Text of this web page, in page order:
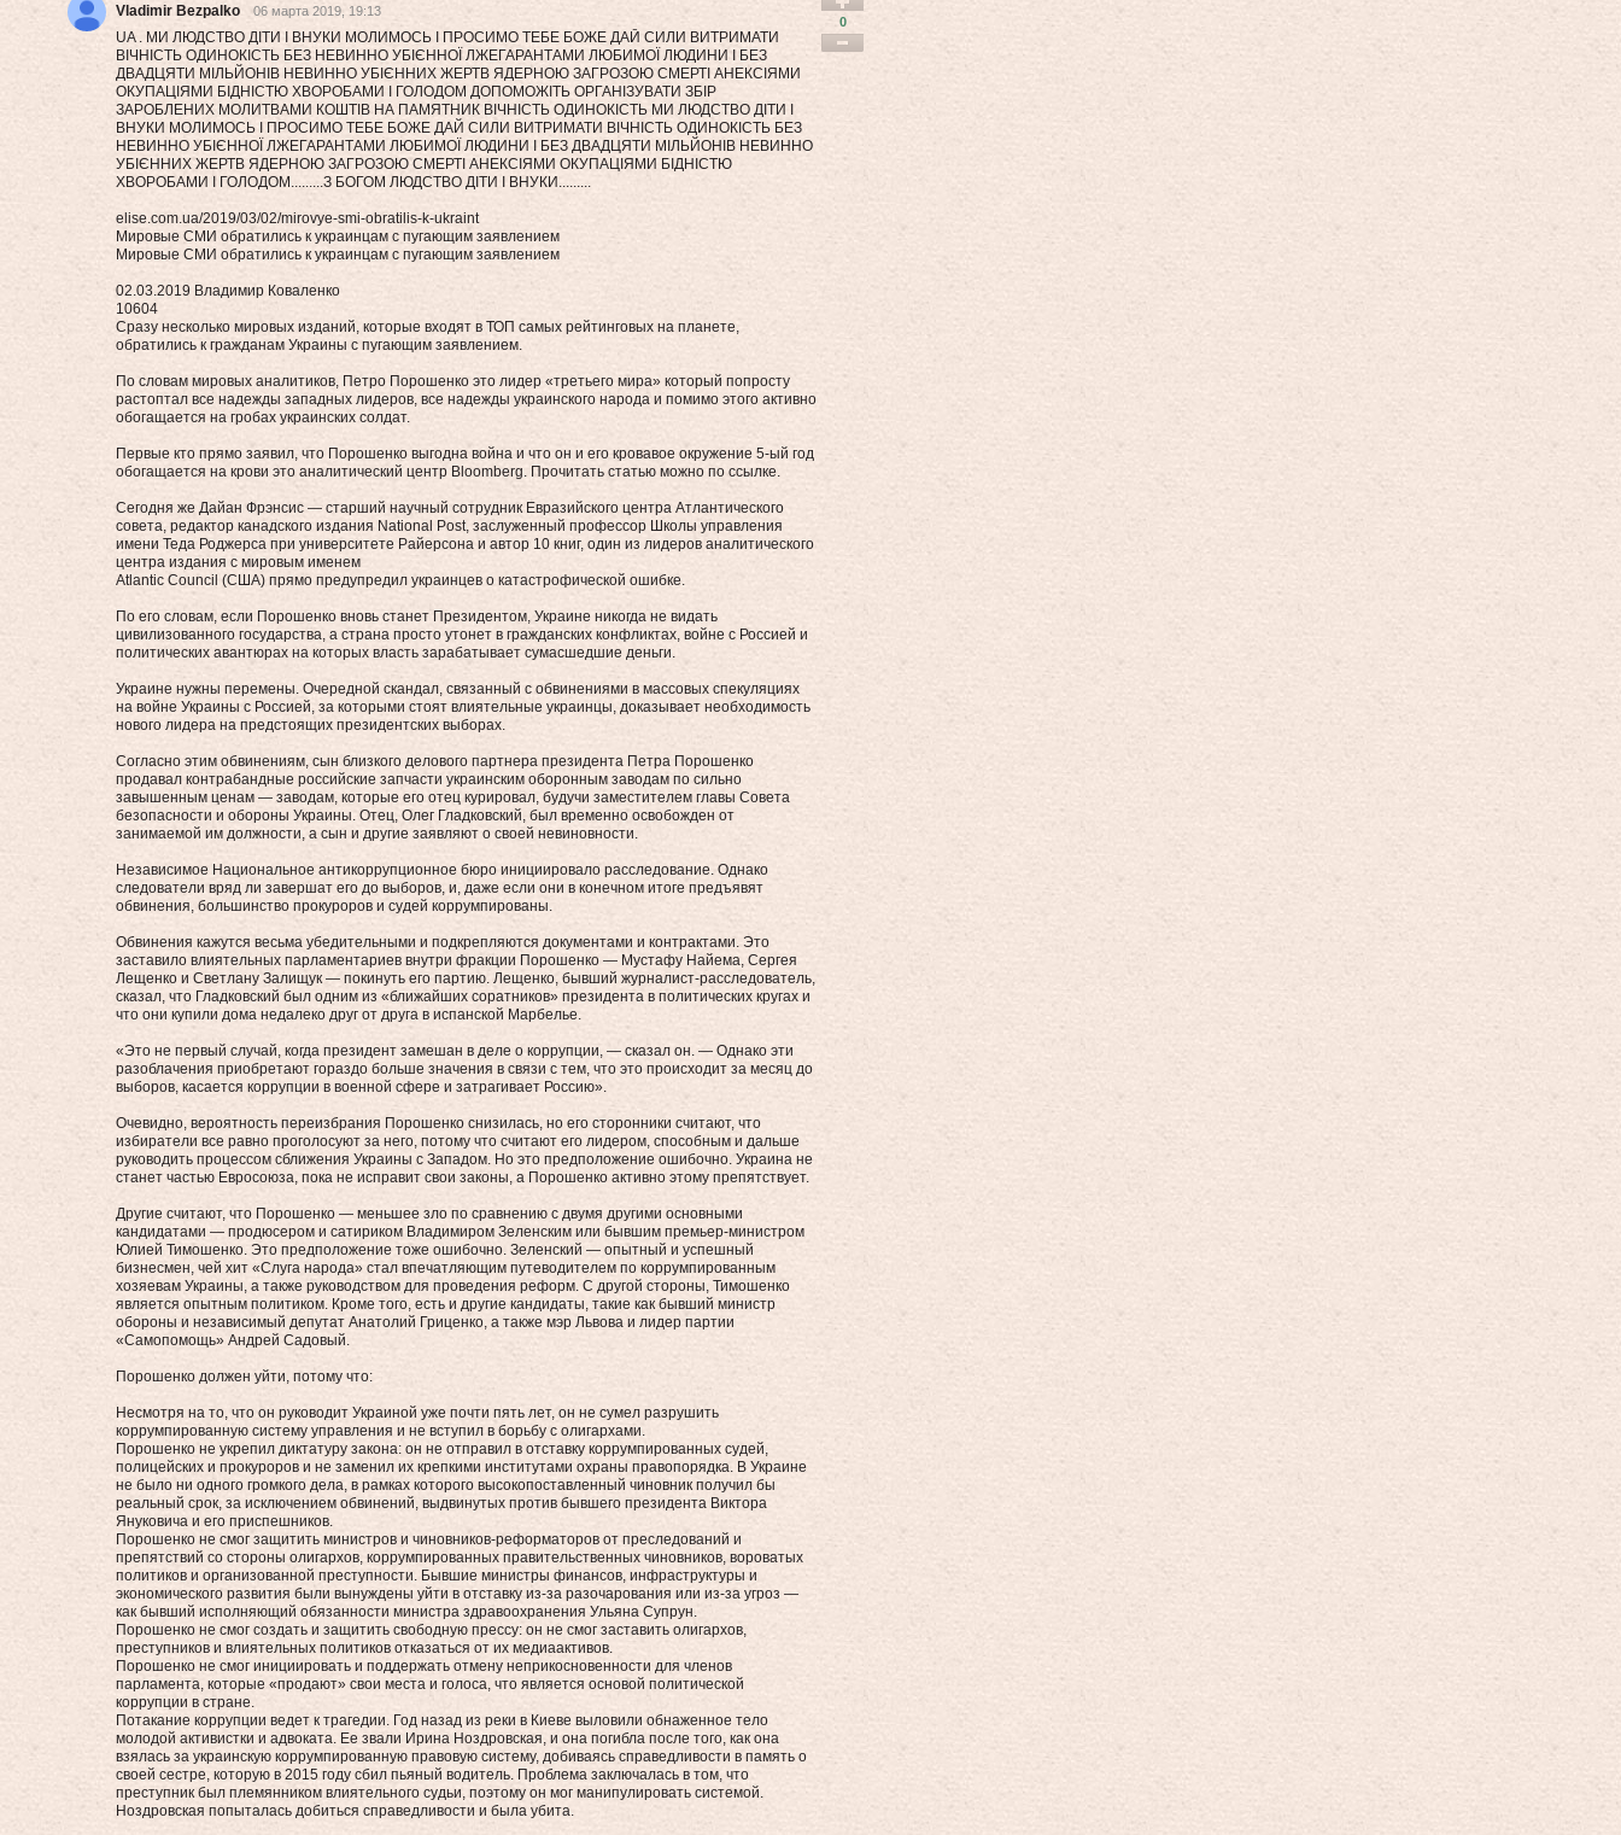
Vladimir Bezpalko 06 марта 2019, 19:13
UA . МИ ЛЮДСТВО ДІТИ І ВНУКИ МОЛИМОСЬ І ПРОСИМО ТЕБЕ БОЖЕ ДАЙ СИЛИ ВИТРИМАТИ
ВІЧНІСТЬ ОДИНОКІСТЬ БЕЗ НЕВИННО УБІЄННОЇ ЛЖЕГАРАНТАМИ ЛЮБИМОЇ ЛЮДИНИ І БЕЗ
ДВАДЦЯТИ МІЛЬЙОНІВ НЕВИННО УБІЄННИХ ЖЕРТВ ЯДЕРНОЮ ЗАГРОЗОЮ СМЕРТІ АНЕКСІЯМИ
ОКУПАЦІЯМИ БІДНІСТЮ ХВОРОБАМИ І ГОЛОДОМ ДОПОМОЖІТЬ ОРГАНІЗУВАТИ ЗБІР
ЗАРОБЛЕНИХ МОЛИТВАМИ КОШТІВ НА ПАМЯТНИК ВІЧНІСТЬ ОДИНОКІСТЬ МИ ЛЮДСТВО ДІТИ І
ВНУКИ МОЛИМОСЬ І ПРОСИМО ТЕБЕ БОЖЕ ДАЙ СИЛИ ВИТРИМАТИ ВІЧНІСТЬ ОДИНОКІСТЬ БЕЗ
НЕВИННО УБІЄННОЇ ЛЖЕГАРАНТАМИ ЛЮБИМОЇ ЛЮДИНИ І БЕЗ ДВАДЦЯТИ МІЛЬЙОНІВ НЕВИННО
УБІЄННИХ ЖЕРТВ ЯДЕРНОЮ ЗАГРОЗОЮ СМЕРТІ АНЕКСІЯМИ ОКУПАЦІЯМИ БІДНІСТЮ
ХВОРОБАМИ І ГОЛОДОМ.........З БОГОМ ЛЮДСТВО ДІТИ І ВНУКИ.........
elise.com.ua/2019/03/02/mirovye-smi-obratilis-k-ukraint
Мировые СМИ обратились к украинцам с пугающим заявлением
Мировые СМИ обратились к украинцам с пугающим заявлением
02.03.2019 Владимир Коваленко
10604
Сразу несколько мировых изданий, которые входят в ТОП самых рейтинговых на планете,
обратились к гражданам Украины с пугающим заявлением.
По словам мировых аналитиков, Петро Порошенко это лидер «третьего мира» который попросту
растоптал все надежды западных лидеров, все надежды украинского народа и помимо этого активно
обогащается на гробах украинских солдат.
Первые кто прямо заявил, что Порошенко выгодна война и что он и его кровавое окружение 5-ый год
обогащается на крови это аналитический центр Bloomberg. Прочитать статью можно по ссылке.
Сегодня же Дайан Фрэнсис — старший научный сотрудник Евразийского центра Атлантического
совета, редактор канадского издания National Post, заслуженный профессор Школы управления
имени Теда Роджерса при университете Райерсона и автор 10 книг, один из лидеров аналитического
центра издания с мировым именем
Atlantic Council (США) прямо предупредил украинцев о катастрофической ошибке.
По его словам, если Порошенко вновь станет Президентом, Украине никогда не видать
цивилизованного государства, а страна просто утонет в гражданских конфликтах, войне с Россией и
политических авантюрах на которых власть зарабатывает сумасшедшие деньги.
Украине нужны перемены. Очередной скандал, связанный с обвинениями в массовых спекуляциях
на войне Украины с Россией, за которыми стоят влиятельные украинцы, доказывает необходимость
нового лидера на предстоящих президентских выборах.
Согласно этим обвинениям, сын близкого делового партнера президента Петра Порошенко
продавал контрабандные российские запчасти украинским оборонным заводам по сильно
завышенным ценам — заводам, которые его отец курировал, будучи заместителем главы Совета
безопасности и обороны Украины. Отец, Олег Гладковский, был временно освобожден от
занимаемой им должности, а сын и другие заявляют о своей невиновности.
Независимое Национальное антикоррупционное бюро инициировало расследование. Однако
следователи вряд ли завершат его до выборов, и, даже если они в конечном итоге предъявят
обвинения, большинство прокуроров и судей коррумпированы.
Обвинения кажутся весьма убедительными и подкрепляются документами и контрактами. Это
заставило влиятельных парламентариев внутри фракции Порошенко — Мустафу Найема, Сергея
Лещенко и Светлану Залищук — покинуть его партию. Лещенко, бывший журналист-расследователь,
сказал, что Гладковский был одним из «ближайших соратников» президента в политических кругах и
что они купили дома недалеко друг от друга в испанской Марбелье.
«Это не первый случай, когда президент замешан в деле о коррупции, — сказал он. — Однако эти
разоблачения приобретают гораздо больше значения в связи с тем, что это происходит за месяц до
выборов, касается коррупции в военной сфере и затрагивает Россию».
Очевидно, вероятность переизбрания Порошенко снизилась, но его сторонники считают, что
избиратели все равно проголосуют за него, потому что считают его лидером, способным и дальше
руководить процессом сближения Украины с Западом. Но это предположение ошибочно. Украина не
станет частью Евросоюза, пока не исправит свои законы, а Порошенко активно этому препятствует.
Другие считают, что Порошенко — меньшее зло по сравнению с двумя другими основными
кандидатами — продюсером и сатириком Владимиром Зеленским или бывшим премьер-министром
Юлией Тимошенко. Это предположение тоже ошибочно. Зеленский — опытный и успешный
бизнесмен, чей хит «Слуга народа» стал впечатляющим путеводителем по коррумпированным
хозяевам Украины, а также руководством для проведения реформ. С другой стороны, Тимошенко
является опытным политиком. Кроме того, есть и другие кандидаты, такие как бывший министр
обороны и независимый депутат Анатолий Гриценко, а также мэр Львова и лидер партии
«Самопомощь» Андрей Садовый.
Порошенко должен уйти, потому что:
Несмотря на то, что он руководит Украиной уже почти пять лет, он не сумел разрушить
коррумпированную систему управления и не вступил в борьбу с олигархами.
Порошенко не укрепил диктатуру закона: он не отправил в отставку коррумпированных судей,
полицейских и прокуроров и не заменил их крепкими институтами охраны правопорядка. В Украине
не было ни одного громкого дела, в рамках которого высокопоставленный чиновник получил бы
реальный срок, за исключением обвинений, выдвинутых против бывшего президента Виктора
Януковича и его приспешников.
Порошенко не смог защитить министров и чиновников-реформаторов от преследований и
препятствий со стороны олигархов, коррумпированных правительственных чиновников, вороватых
политиков и организованной преступности. Бывшие министры финансов, инфраструктуры и
экономического развития были вынуждены уйти в отставку из-за разочарования или из-за угроз —
как бывший исполняющий обязанности министра здравоохранения Ульяна Супрун.
Порошенко не смог создать и защитить свободную прессу: он не смог заставить олигархов,
преступников и влиятельных политиков отказаться от их медиаактивов.
Порошенко не смог инициировать и поддержать отмену неприкосновенности для членов
парламента, которые «продают» свои места и голоса, что является основой политической
коррупции в стране.
Потакание коррупции ведет к трагедии. Год назад из реки в Киеве выловили обнаженное тело
молодой активистки и адвоката. Ее звали Ирина Ноздровская, и она погибла после того, как она
взялась за украинскую коррумпированную правовую систему, добиваясь справедливости в память о
своей сестре, которую в 2015 году сбил пьяный водитель. Проблема заключалась в том, что
преступник был племянником влиятельного судьи, поэтому он мог манипулировать системой.
Ноздровская попыталась добиться справедливости и была убита.
0